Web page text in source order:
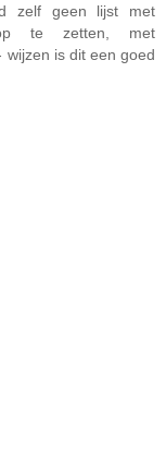
zelf geen lijst met
op te zetten, met
is dit een goed